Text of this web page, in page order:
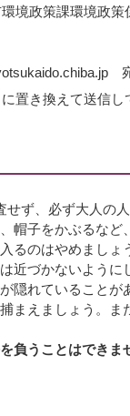
境政策課環境政
置き換えて送信し
ず、必ず大人の
帽子をかぶるなど
るのはやめましょ
近づかないように
隠れていることが
まえましょう。
負うことはでき